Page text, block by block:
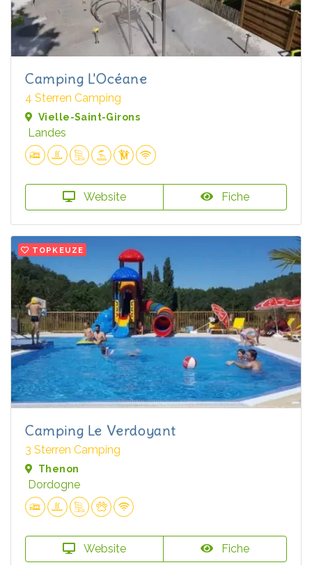
Camping L'Océane
4 Sterren Camping
Vielle-Saint-Girons
Landes
Website Fiche
TOPKEUZE
Camping Le Verdoyant
3 Sterren Camping
Thenon
Dordogne
Website Fiche